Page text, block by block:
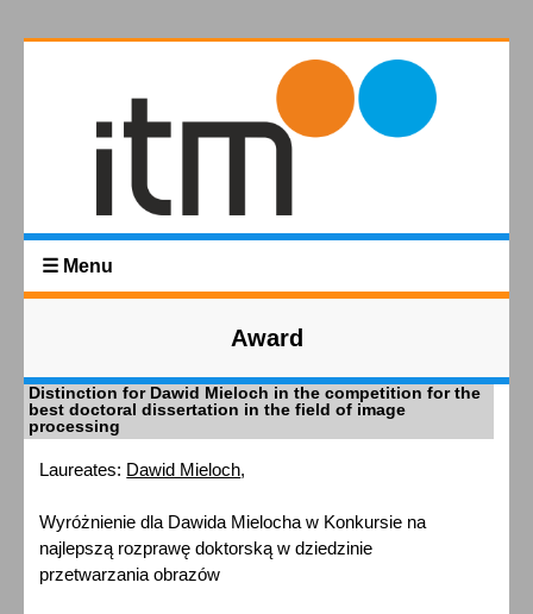
☰ Menu
Award
Distinction for Dawid Mieloch in the competition for the
best doctoral dissertation in the field of image
processing
Laureates: Dawid Mieloch,
Wyróżnienie dla Dawida Mielocha w Konkursie na
najlepszą rozprawę doktorską w dziedzinie
przetwarzania obrazów